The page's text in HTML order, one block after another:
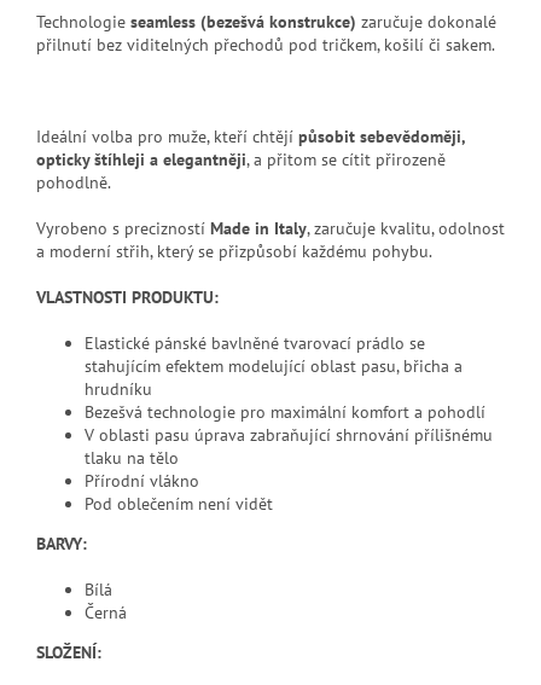
Technologie seamless (bezešvá konstrukce) zaručuje dokonalé
přilnutí bez viditelných přechodů pod tričkem, košilí či sakem.
Ideální volba pro muže, kteří chtějí působit sebevědoměji,
opticky štíhleji a elegantněji, a přitom se cítit přirozeně
pohodlně.
Vyrobeno s precizností Made in Italy, zaručuje kvalitu, odolnost
a moderní střih, který se přizpůsobí každému pohybu.
VLASTNOSTI PRODUKTU:
Elastické pánské bavlněné tvarovací prádlo se
stahujícím efektem modelující oblast pasu, břicha a
hrudníku
Bezešvá technologie pro maximální komfort a pohodlí
V oblasti pasu úprava zabraňující shrnování přílišnému
tlaku na tělo
Přírodní vlákno
Pod oblečením není vidět
BARVY:
Bílá
Černá
SLOŽENÍ: